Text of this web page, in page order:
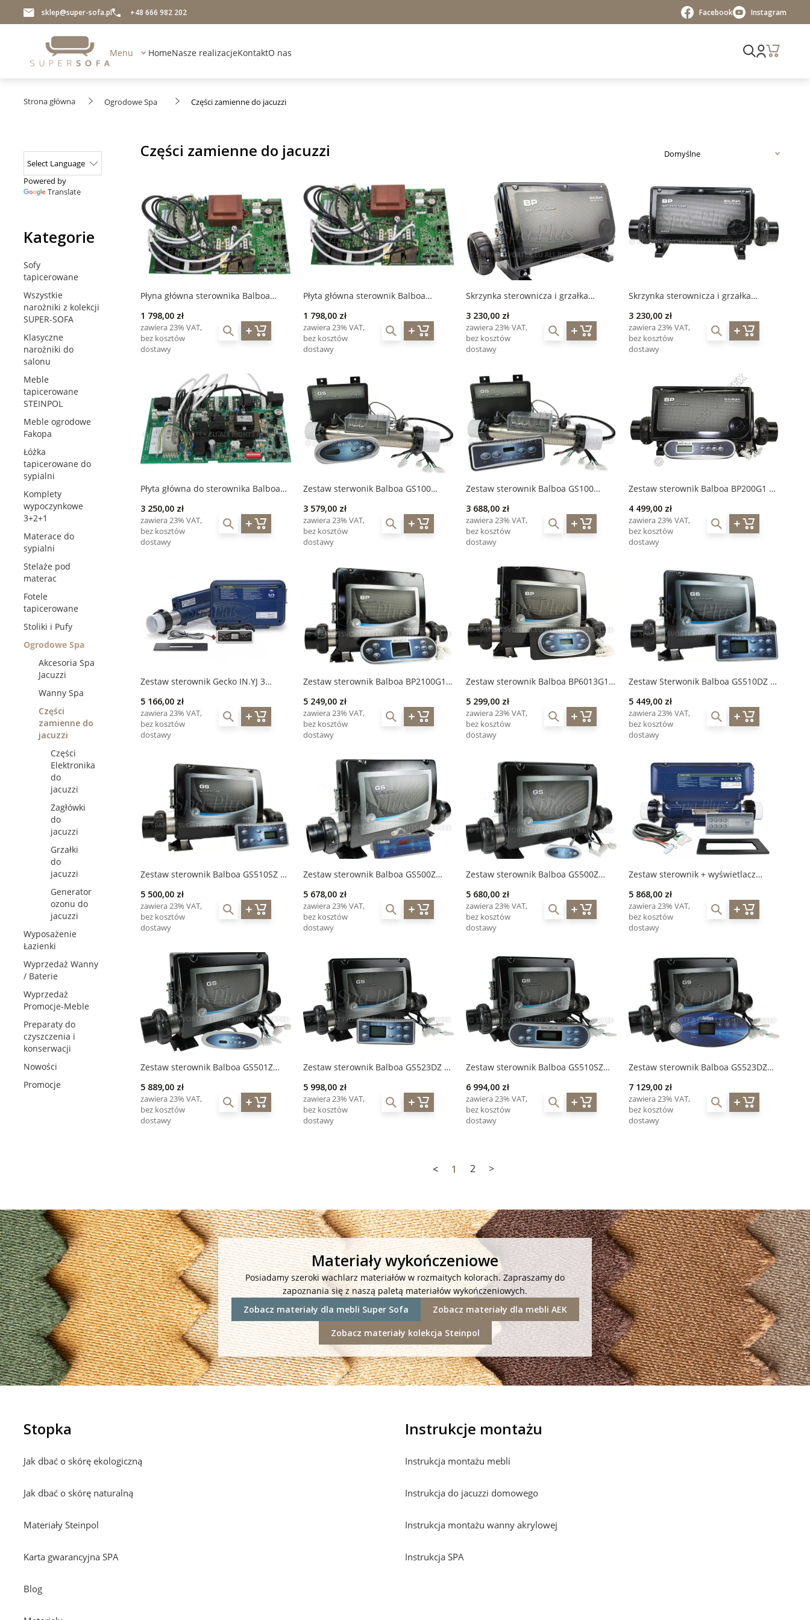
sklep@super-sofa.pl +48 666 982 202 Facebook Instagram
Menu HomeNasze realizacjeKontaktO nas
Strona główna Ogrodowe Spa Części zamienne do jacuzzi
Powered by
Translate
Kategorie
Sofy
tapicerowane
Wszystkie
narożniki z kolekcji
SUPER-SOFA
Klasyczne
narożniki do
salonu
Meble
tapicerowane
STEINPOL
Meble ogrodowe
Fakopa
Łóżka
tapicerowane do
sypialni
Komplety
wypoczynkowe
3+2+1
Materace do
sypialni
Stelaże pod
materac
Fotele
tapicerowane
Stoliki i Pufy
Ogrodowe Spa
Akcesoria Spa
Jacuzzi
Wanny Spa
Części
zamienne do
jacuzzi
Części
Elektronika
do
jacuzzi
Zagłówki
do
jacuzzi
Grzałki
do
jacuzzi
Generator
ozonu do
jacuzzi
Wyposażenie
Łazienki
Wyprzedaż Wanny
/ Baterie
Wyprzedaż
Promocje-Meble
Preparaty do
czyszczenia i
konserwacji
Nowości
Promocje
Części zamienne do jacuzzi
Płyna główna sterownika Balboa
1 798,00 zł
zawiera 23% VAT,
bez kosztów
dostawy
Płyta główna sterownik Balboa
1 798,00 zł
zawiera 23% VAT,
bez kosztów
dostawy
Skrzynka sterownicza i grzałka
3 230,00 zł
zawiera 23% VAT,
bez kosztów
dostawy
Skrzynka sterownicza i grzałka
3 230,00 zł
zawiera 23% VAT,
bez kosztów
dostawy
Płyta główna do sterownika Balboa
3 250,00 zł
zawiera 23% VAT,
bez kosztów
dostawy
Zestaw sterwonik Balboa GS100
VL201
3 579,00 zł
zawiera 23% VAT,
bez kosztów
dostawy
Zestaw sterownik Balboa GS100
3 688,00 zł
zawiera 23% VAT,
bez kosztów
dostawy
Zestaw sterownik Balboa BP200G1 +
4 499,00 zł
zawiera 23% VAT,
bez kosztów
dostawy
Zestaw sterownik Gecko IN.YJ 3
5 166,00 zł
zawiera 23% VAT,
bez kosztów
dostawy
Zestaw sterownik Balboa BP2100G1 +
5 249,00 zł
zawiera 23% VAT,
bez kosztów
dostawy
Zestaw sterownik Balboa BP6013G1 +
5 299,00 zł
zawiera 23% VAT,
bez kosztów
dostawy
Zestaw Sterwonik Balboa GS510DZ +
5 449,00 zł
zawiera 23% VAT,
bez kosztów
dostawy
Zestaw sterownik Balboa GS510SZ +
5 500,00 zł
zawiera 23% VAT,
bez kosztów
dostawy
Zestaw sterownik Balboa GS500Z
5 678,00 zł
zawiera 23% VAT,
bez kosztów
dostawy
Zestaw sterownik Balboa GS500Z
5 680,00 zł
zawiera 23% VAT,
bez kosztów
dostawy
Zestaw sterownik + wyświetlacz
5 868,00 zł
zawiera 23% VAT,
bez kosztów
dostawy
Zestaw sterownik Balboa GS501Z
panel dotykowy
5 889,00 zł
zawiera 23% VAT,
bez kosztów
dostawy
Zestaw sterownik Balboa GS523DZ +
5 998,00 zł
zawiera 23% VAT,
bez kosztów
dostawy
Zestaw sterownik Balboa GS510SZ
6 994,00 zł
zawiera 23% VAT,
bez kosztów
dostawy
Zestaw sterownik Balboa GS523DZ
7 129,00 zł
zawiera 23% VAT,
bez kosztów
dostawy
< 1 2 >
Materiały wykończeniowe
Posiadamy szeroki wachlarz materiałów w rozmaitych kolorach. Zapraszamy do
zapoznania się z naszą paletą materiałów wykończeniowych.
Zobacz materiały dla mebli Super Sofa
Zobacz materiały dla mebli AEK
Zobacz materiały kolekcja Steinpol
Stopka
Jak dbać o skórę ekologiczną
Jak dbać o skórę naturalną
Materiały Steinpol
Karta gwarancyjna SPA
Blog
Instrukcje montażu
Instrukcja montażu mebli
Instrukcja do jacuzzi domowego
Instrukcja montażu wanny akrylowej
Instrukcja SPA